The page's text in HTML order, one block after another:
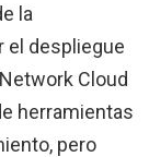
la
el despliegue
Cloud
herramientas
pero